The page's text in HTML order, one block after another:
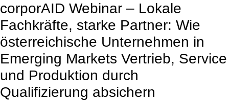
corporAID Webinar – Lokale
Fachkräfte, starke Partner: Wie
österreichische Unternehmen in
Emerging Markets Vertrieb, Service
und Produktion durch
Qualifizierung absichern